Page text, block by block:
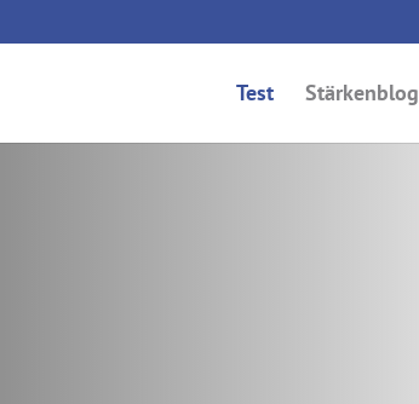
Test Stärkenblog